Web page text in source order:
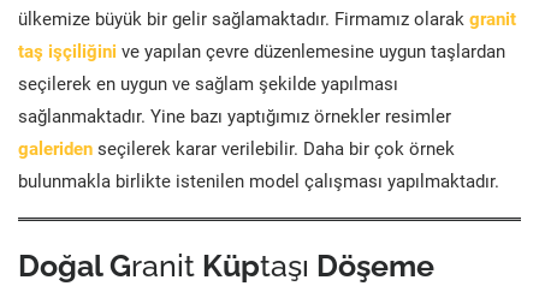
ülkemize büyük bir gelir sağlamaktadır. Firmamız olarak granit
taş işçiliğini ve yapılan çevre düzenlemesine uygun taşlardan
seçilerek en uygun ve sağlam şekilde yapılması
sağlanmaktadır. Yine bazı yaptığımız örnekler resimler
galeriden seçilerek karar verilebilir. Daha bir çok örnek
bulunmakla birlikte istenilen model çalışması yapılmaktadır.
Doğal Granit Küptaşı Döşeme